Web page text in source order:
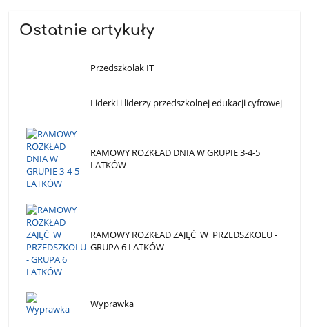
Ostatnie artykuły
Przedszkolak IT
Liderki i liderzy przedszkolnej edukacji cyfrowej
RAMOWY ROZKŁAD DNIA W GRUPIE 3-4-5
LATKÓW
RAMOWY ROZKŁAD ZAJĘĆ W PRZEDSZKOLU -
GRUPA 6 LATKÓW
Wyprawka